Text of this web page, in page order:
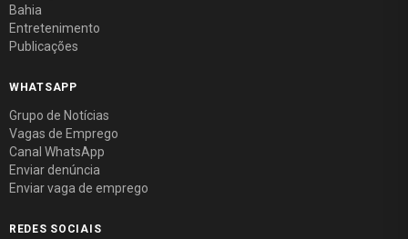
Bahia
Entretenimento
Publicações
WHATSAPP
Grupo de Notícias
Vagas de Emprego
Canal WhatsApp
Enviar denúncia
Enviar vaga de emprego
REDES SOCIAIS